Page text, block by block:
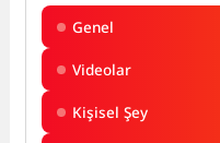
Genel
Videolar
Kişisel Şey